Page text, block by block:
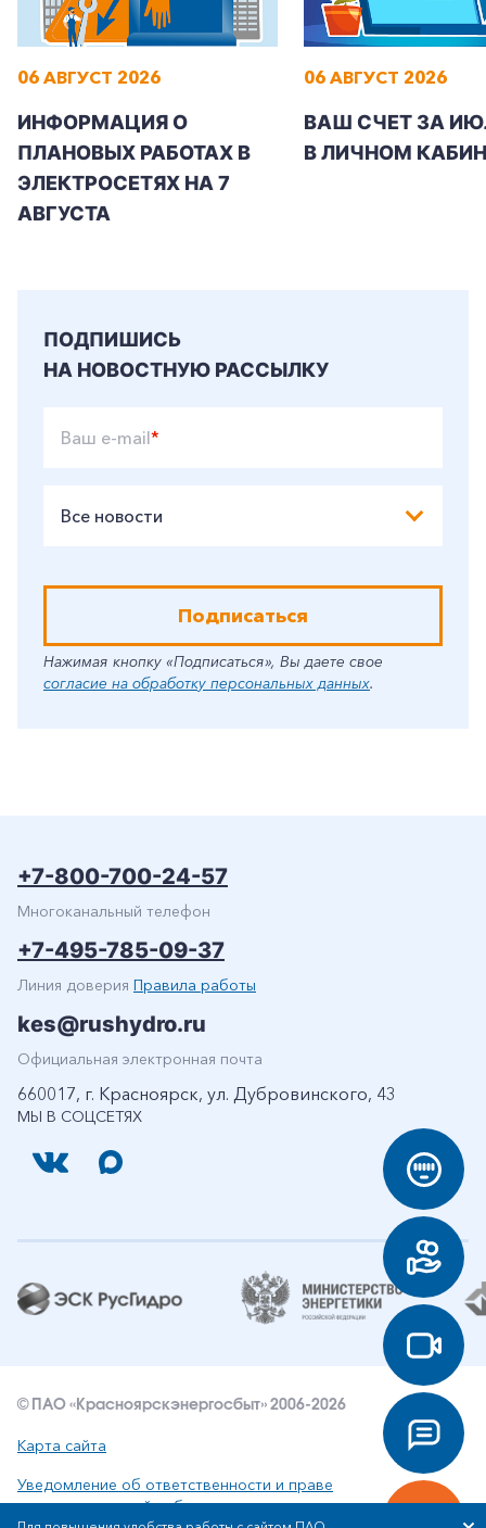
06 АВГУСТ 2026
ИНФОРМАЦИЯ О
ПЛАНОВЫХ РАБОТАХ В
ЭЛЕКТРОСЕТЯХ НА 7
АВГУСТА
06 АВГУСТ 2026
ВАШ СЧЕТ ЗА
В ЛИЧНОМ
ПОДПИШИСЬ
НА НОВОСТНУЮ РАССЫЛКУ
Ваш e-mail*
Все новости
Подписаться
Нажимая кнопку «Подписаться», Вы даете свое
согласие на обработку персональных данных.
МЫ В СОЦСЕТЯХ
+7-800-700-24-57
Многоканальный телефон
+7-495-785-09-37
Линия доверия Правила работы
kes@rushydro.ru
Официальная электронная почта
660017, г. Красноярск, ул. Дубровинского, 43
© ПАО «Красноярскэнергосбыт» 2006-2026
Карта сайта
Уведомление об ответственности и праве
интеллектуальной собственности